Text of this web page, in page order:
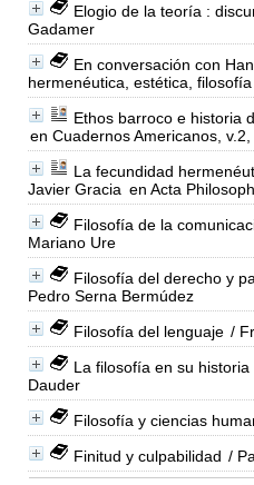
Elogio de la teoría :
Gadamer
En conversación con
hermenéutica, estética, filosofía
Ethos barroco e historia
en Cuadernos Americanos,
La fecundidad
Javier Gracia en Acta
Filosofía de la
Mariano Ure
Filosofía del derecho y
Pedro Serna Bermúdez
Filosofía del lenguaje /
La filosofía en su historia
Dauder
Filosofía y ciencias
Finitud y culpabilidad /